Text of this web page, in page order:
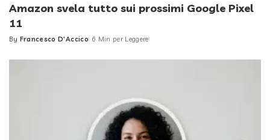
Amazon svela tutto sui prossimi Google Pixel
11
Posted
By Francesco D'Accico 6 Min per Leggere